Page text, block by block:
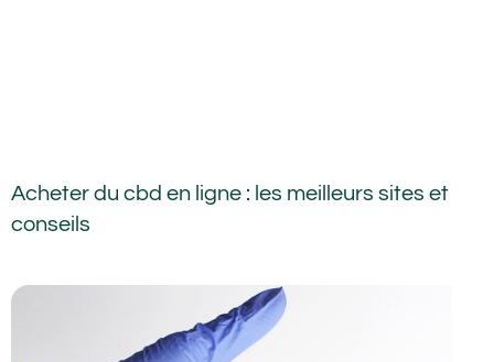
Acheter du cbd en ligne : les meilleurs sites et
conseils